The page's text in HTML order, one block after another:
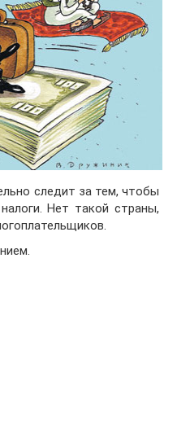
следит за тем, чтобы
Нет такой страны,